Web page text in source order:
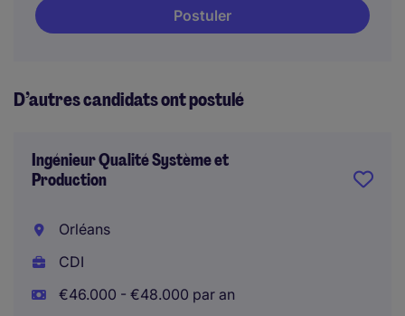
Postuler
D’autres candidats ont postulé
Ingénieur Qualité Système et
Production
Orléans
CDI
€46.000 - €48.000 par an